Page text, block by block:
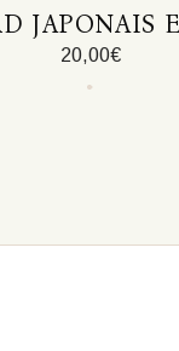
choisies
sur
la
page
JAPONAIS
20,00€